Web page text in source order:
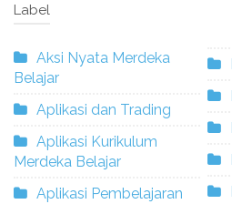
Label
Aksi Nyata Merdeka
Belajar
Aplikasi dan Trading
Aplikasi Kurikulum
Merdeka Belajar
Aplikasi Pembelajaran